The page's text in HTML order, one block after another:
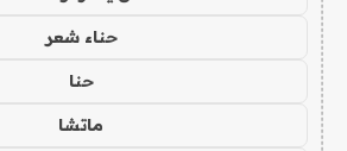
حناء شعر
حنا
ماتشا